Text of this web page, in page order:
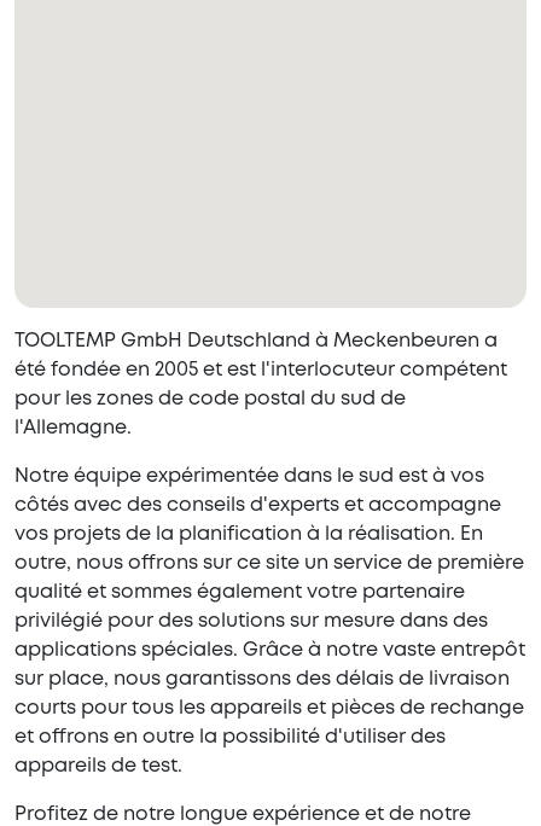
TOOLTEMP GmbH Deutschland à Meckenbeuren a
été fondée en 2005 et est l'interlocuteur compétent
pour les zones de code postal du sud de
l'Allemagne.
Notre équipe expérimentée dans le sud est à vos
côtés avec des conseils d'experts et accompagne
vos projets de la planification à la réalisation. En
outre, nous offrons sur ce site un service de première
qualité et sommes également votre partenaire
privilégié pour des solutions sur mesure dans des
applications spéciales. Grâce à notre vaste entrepôt
sur place, nous garantissons des délais de livraison
courts pour tous les appareils et pièces de rechange
et offrons en outre la possibilité d'utiliser des
appareils de test.
Profitez de notre longue expérience et de notre